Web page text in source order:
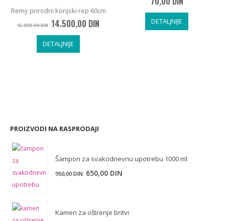
Remy prirodni konjski rep 60cm
16.900,00DIN Originalna
je
bila:
16.900,00 DIN.
14.500,00 DINTrenutna
DETALJNIJE
DETALJNIJE
PROIZVODI NA RASPRODAJI
Šampon za svakodnevnu upotrebu 1000 ml
950,00DIN Originalna
bila:
650,00 DIN
Kamen za oštrenje britvi